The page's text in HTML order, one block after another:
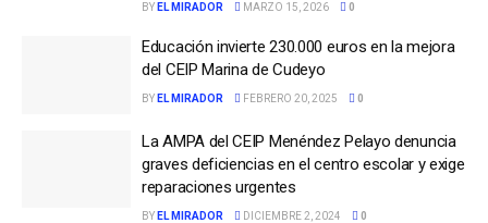
BY EL MIRADOR MARZO 15, 2026 0
Educación invierte 230.000 euros en la mejora
del CEIP Marina de Cudeyo
BY EL MIRADOR FEBRERO 20, 2025 0
La AMPA del CEIP Menéndez Pelayo denuncia
graves deficiencias en el centro escolar y exige
reparaciones urgentes
BY EL MIRADOR DICIEMBRE 2, 2024 0